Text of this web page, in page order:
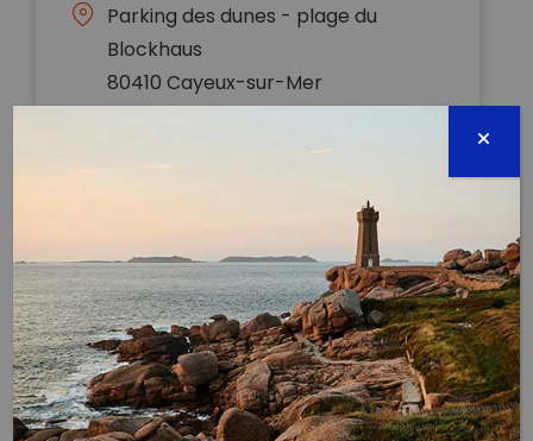
Parking des dunes - plage du
Blockhaus
80410 Cayeux-sur-Mer
Évènement proposé par :
SOS laisse de mer
Groupe de 45 participants